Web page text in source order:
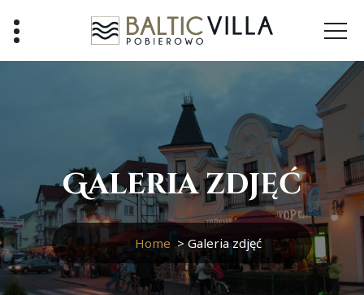
content
Galeria zdjęć
Home > Galeria zdjęć